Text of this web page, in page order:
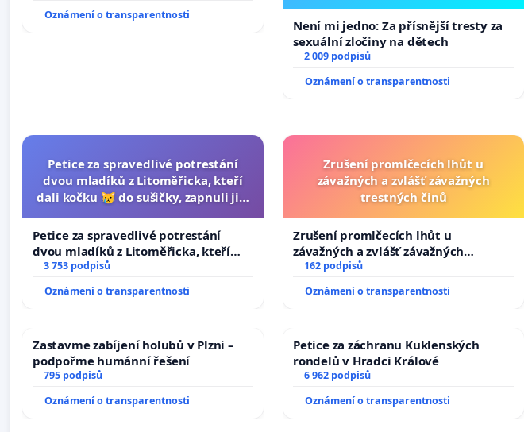
Oznámení o transparentnosti
Není mi jedno: Za přísnější tresty za
sexuální zločiny na dětech
2 009 podpisů
Oznámení o transparentnosti
Petice za spravedlivé potrestání
dvou mladíků z Litoměřicka, kteří
dali kočku 😿 do sušičky, zapnuli ji a
Petice za spravedlivé potrestání
dvou mladíků z Litoměřicka, kteří
dali kočku 😿 do sušičky, zapnuli ji a
umírání zvířete natočili.
3 753 podpisů
Oznámení o transparentnosti
Zrušení promlčecích lhůt u
závažných a zvlášť závažných
trestných činů
Zrušení promlčecích lhůt u
závažných a zvlášť závažných
trestných činů
162 podpisů
Oznámení o transparentnosti
Zastavme zabíjení holubů v Plzni –
podpořme humánní řešení
795 podpisů
Oznámení o transparentnosti
Petice za záchranu Kuklenských
rondelů v Hradci Králové
6 962 podpisů
Oznámení o transparentnosti